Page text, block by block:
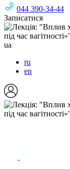
044 390-34-44
Записатися
ua
ru
en